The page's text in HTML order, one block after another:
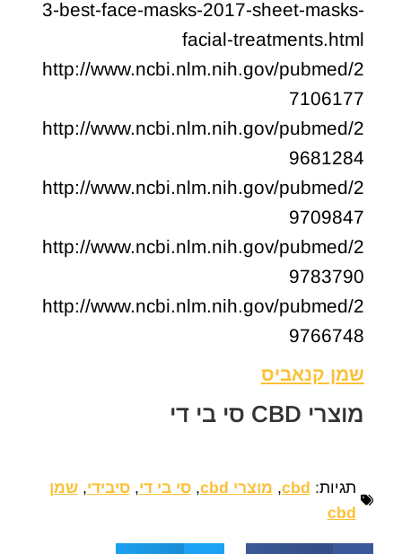
3-best-face-masks-2017-sheet-masks-
facial-treatments.html
http://www.ncbi.nlm.nih.gov/pubmed/2
7106177
http://www.ncbi.nlm.nih.gov/pubmed/2
9681284
http://www.ncbi.nlm.nih.gov/pubmed/2
9709847
http://www.ncbi.nlm.nih.gov/pubmed/2
9783790
http://www.ncbi.nlm.nih.gov/pubmed/2
9766748
שמן קנאביס
מוצרי CBD סי בי די
תגיות: cbd
, מוצרי cbd ,סי בי די,סיבידי,שמן
cbd